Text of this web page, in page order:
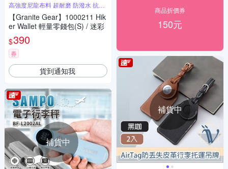
高強度尼龍布料 超耐磨 防潑水 抗撕
裂
【Granite Gear】1000211 Hik
er Wallet 輕量零錢包(S) / 迷彩
$390
券
貨到通知我
補貨中
商品折價券
150元
補貨中